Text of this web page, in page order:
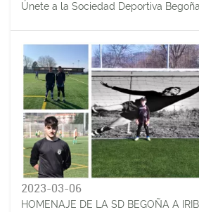
Únete a la Sociedad Deportiva Begoña
2023-03-06
HOMENAJE DE LA SD BEGOÑA A